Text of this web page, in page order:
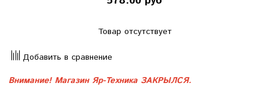
Товар отсутствует
Добавить в сравнение
Внимание! Магазин Яр-Техника ЗАКРЫЛСЯ.